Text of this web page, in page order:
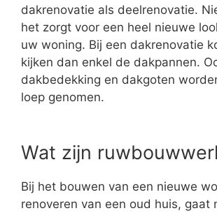
dakrenovatie als deelrenovatie.
het zorgt voor een heel nieuwe
uw woning. Bij een dakrenovatie
kijken dan enkel de dakpannen.
dakbedekking en dakgoten
loep genomen.
Wat zijn
Bij het bouwen van een nieuwe
renoveren van een oud huis, gaat